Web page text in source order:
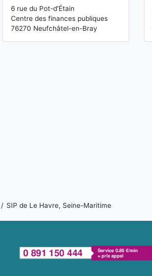
6 rue du Pot-d'Étain
Centre des finances publiques
76270 Neufchâtel-en-Bray
SIP de Le Havre, Seine-Maritime